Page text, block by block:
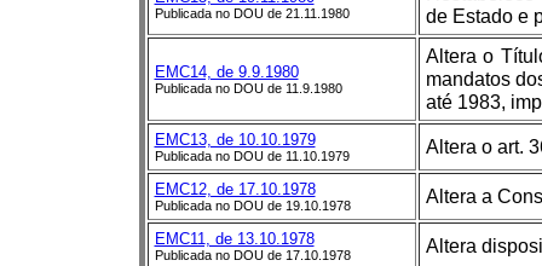
Publicada no DOU de 21.11.1980
de Estado e
EMC14, de 9.9.1980
Publicada no DOU de 11.9.1980
Altera o
mandatos
até 1983,
EMC13, de 10.10.1979
Publicada no DOU de 11.10.1979 Altera o art.
EMC12, de 17.10.1978
Publicada no DOU de 19.10.1978 Altera a
EMC11, de 13.10.1978
Publicada no DOU de 17.10.1978 Altera